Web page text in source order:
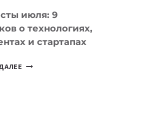
ДЛЯ
УЧЕБЫ
июля: 9
о технологиях,
и стартапах
ПОДКАСТЫ